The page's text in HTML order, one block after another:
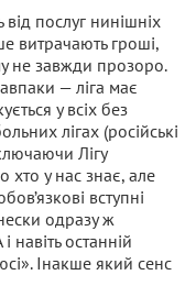
послуг нинішніх
витрачають гроші,
не завжди прозоро.
— ліга має
у всіх без
лігах (російські
Лігу
хто у нас знає, але
вступні
одразу ж
останній
Інакше який сенс